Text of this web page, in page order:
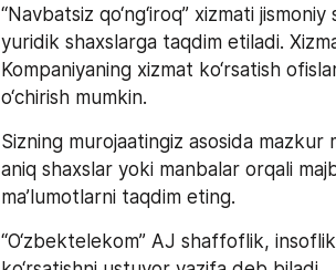
“Navbatsiz qo‘ng‘iroq” xizmati
yuridik shaxslarga taqdim etiladi.
Kompaniyaning xizmat ko‘rsatish
o‘chirish mumkin.
Sizning murojaatingiz asosida
aniq shaxslar yoki manbalar orqali
ma’lumotlarni taqdim eting.
“O‘zbektelekom” AJ shaffoflik,